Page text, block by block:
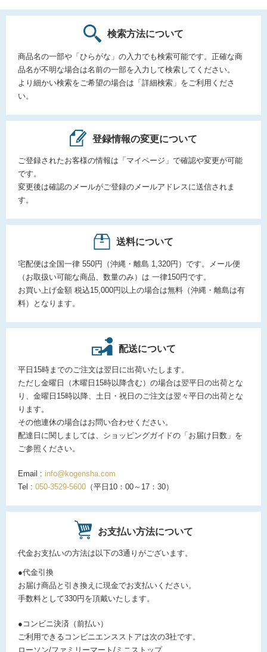
検索方法について
商品名の一部や「ひらがな」の入力でも検索可能です。正確な商
品名が不明な場合は名前の一部を入力して検索してください。
より細かい検索をご希望の場合は「詳細検索」をご利用くださ
い。
登録情報の変更について
ご登録されたお客様の情報は「マイページ」で確認や変更が可能
です。
変更後は確認のメールがご登録のメールアドレスに送信されま
す。
送料について
宅配便は全国一律 550円（沖縄・離島 1,320円）です。メール便
（お取扱い可能な商品、数量のみ）は 一律150円です。
お買い上げ金額 税込15,000円以上の場合は無料（沖縄・離島は有
料）となります。
配送について
平日15時までのご注文は翌日に出荷いたします。
ただし金曜日（木曜日15時以降含む）の場合は翌平日の出荷とな
り、金曜日15時以降、土日・祝日のご注文は翌々平日の出荷とな
ります。
その他連休の場合はお問い合わせください。
配達日に関しましては、ショッピングガイドの「お届け日数」を
ご参照ください。
Email : info@kogensha.com
Tel : 050-3529-5600 （平日10：00～17：30）
お支払い方法について
代金お支払いの方法は以下の3通りがございます。
●代金引換
お届け商品と引き換えに現金でお支払いください。
手数料として330円を頂戴いたします。
●コンビニ決済（前払い）
ご利用できるコンビニエンスストアは次の3社です。
ローソン/ファミリーマート/ミニストップ